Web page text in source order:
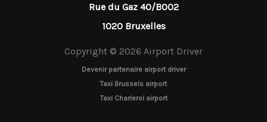
Rue du Gaz 40/B002
1020 Bruxelles
Copyright © 2026 Airport Driver
Devenir partenaire airport driver
Taxi Brussels airport
Taxi Charleroi airport